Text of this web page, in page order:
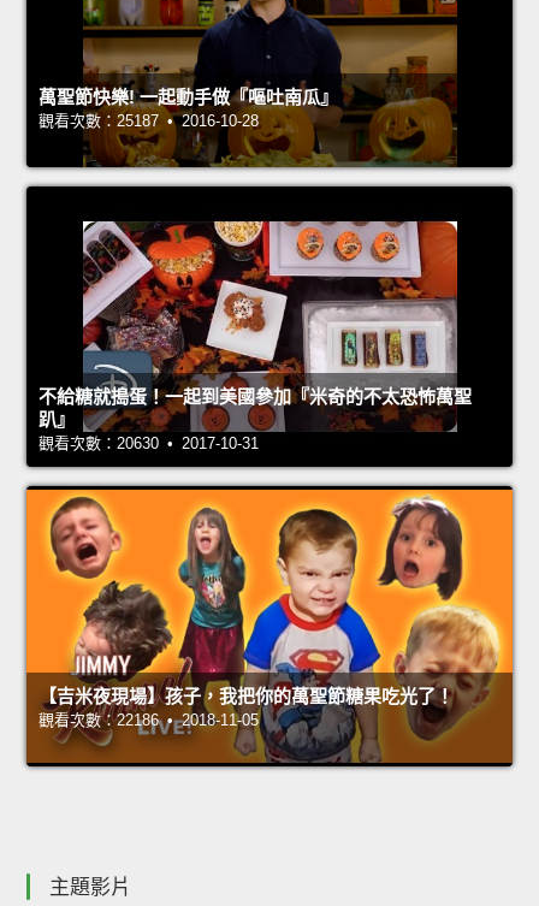
萬聖節快樂! 一起動手做『嘔吐南瓜』
觀看次數：25187 • 2016-10-28
不給糖就搗蛋！一起到美國參加『米奇的不太恐怖萬聖
趴』
觀看次數：20630 • 2017-10-31
【吉米夜現場】孩子，我把你的萬聖節糖果吃光了！
觀看次數：22186 • 2018-11-05
主題影片